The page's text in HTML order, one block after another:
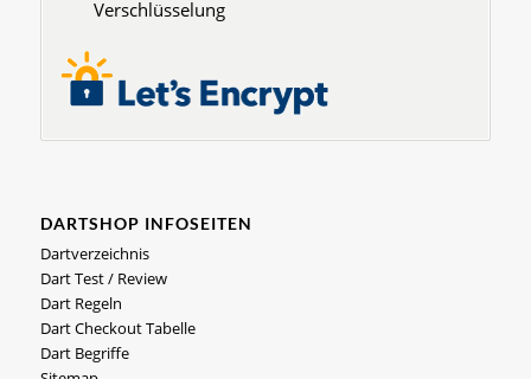
Verschlüsselung
DARTSHOP INFOSEITEN
Dartverzeichnis
Dart Test / Review
Dart Regeln
Dart Checkout Tabelle
Dart Begriffe